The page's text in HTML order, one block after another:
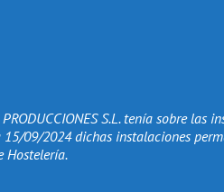
S.L. tenía sobre las
09/2024 dichas instalaciones
Hostelería.